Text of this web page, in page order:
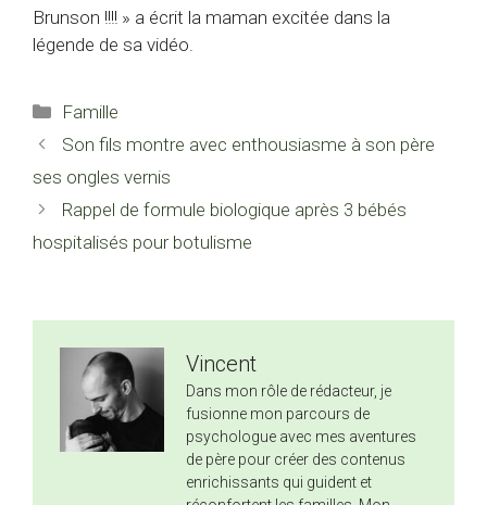
Brunson !!!! » a écrit la maman excitée dans la
légende de sa vidéo.
Catégories
Famille
Son fils montre avec enthousiasme à son père
ses ongles vernis
Rappel de formule biologique après 3 bébés
hospitalisés pour botulisme
Vincent
Dans mon rôle de rédacteur, je
fusionne mon parcours de
psychologue avec mes aventures
de père pour créer des contenus
enrichissants qui guident et